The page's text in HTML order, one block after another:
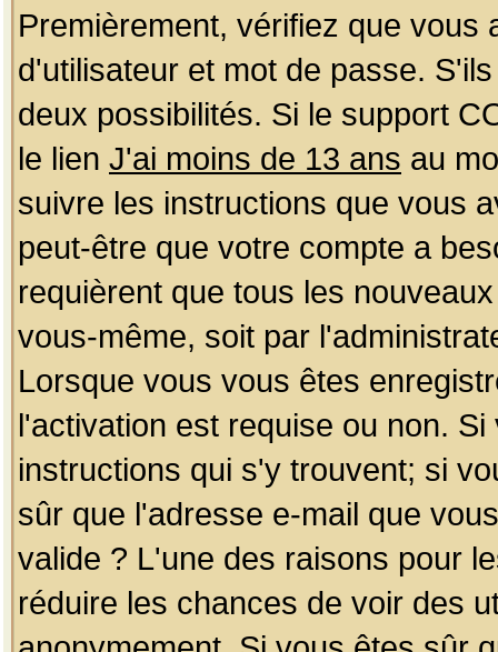
Premièrement, vérifiez que
d'utilisateur et mot de passe.
deux possibilités. Si le support
le lien J'ai moins de 13 ans au
suivre les instructions que vous
peut-être que votre compte a
requièrent que tous les
vous-même, soit par
Lorsque vous vous êtes
l'activation est requise ou non.
instructions qui s'y trouvent; si
sûr que l'adresse e-mail que
valide ? L'une des raisons pour
réduire les chances de voir des